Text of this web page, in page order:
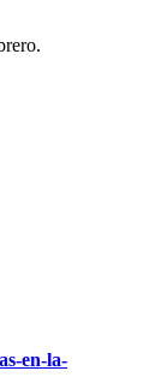
en-la-